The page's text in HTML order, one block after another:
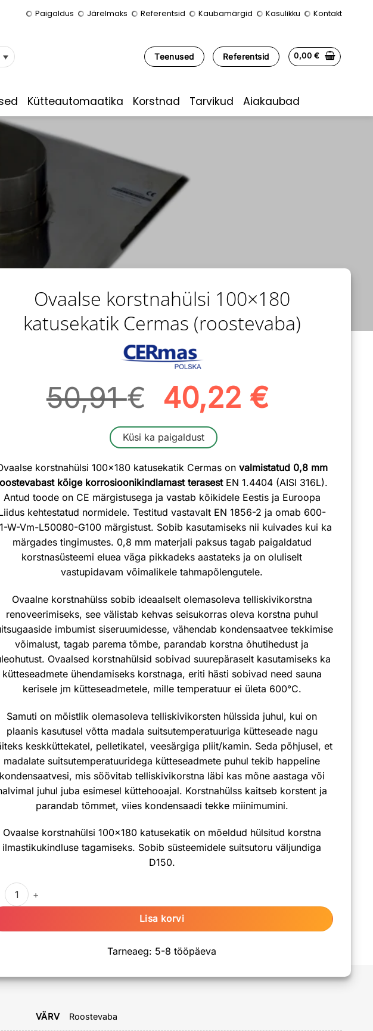
Paigaldus Järelmaks Referentsid Kaubamärgid Kasulikku Kontakt
Teenused Referentsid 0,00€
Kütteautomaatika Korstnad Tarvikud Aiakaubad
Ovaalse korstnahülsi 100×180
katusekatik Cermas (roostevaba)
50,91€ Algne
hind
oli:
50,91 €.
40,22 €
is:
40,22
Küsi ka paigaldust
korstnahülsi 100×180 katusekatik Cermas on valmistatud 0,8 mm
kõige korrosioonikindlamast terasestEN 1.4404 (AISI 316L).
Antud toode on CE märgistusega ja vastab kõikidele Eestis ja Euroopa
kehtestatud normidele. Testitud vastavalt EN 1856-2 ja omab 600-
W-Vm-L50080-G100 märgistust. Sobib kasutamiseks nii kuivades kui ka
märgades tingimustes. 0,8 mm materjali paksus tagab paigaldatud
korstnasüsteemi eluea väga pikkadeks aastateks ja on oluliselt
vastupidavam võimalikele tahmapõlengutele.
Ovaalne korstnahülss sobib ideaalselt olemasoleva telliskivikorstna
renoveerimiseks, see välistab kehvas seisukorras oleva korstna puhul
imbumist siseruumidesse, vähendab kondensaatvee tekkimise
võimalust, tagab parema tõmbe, parandab korstna õhutihedust ja
Ovaalsed korstnahülsid sobivad suurepäraselt kasutamiseks ka
kütteseadmete ühendamiseks korstnaga, eriti hästi sobivad need sauna
kerisele jm kütteseadmetele, mille temperatuur ei ületa 600°C.
Samuti on mõistlik olemasoleva telliskivikorsten hülssida juhul, kui on
plaanis kasutusel võtta madala suitsutemperatuuriga kütteseade nagu
keskküttekatel, pelletikatel, veesärgiga pliit/kamin. Seda põhjusel, et
madalate suitsutemperatuuridega kütteseadmete puhul tekib happeline
kondensaatvesi, mis söövitab telliskivikorstna läbi kas mõne aastaga või
juhul juba esimesel küttehooajal. Korstnahülss kaitseb korstent ja
parandab tõmmet, viies kondensaadi tekke miinimumini.
Ovaalse korstnahülsi 100×180 katusekatik on mõeldud hülsitud korstna
ilmastikukindluse tagamiseks. Sobib süsteemidele suitsutoru väljundiga
D150.
korstnahülsi 100x180 katusekatik Cermas (roostevaba) kogus
Lisa korvi
Tarneaeg: 5-8 tööpäeva
VÄRV Roostevaba